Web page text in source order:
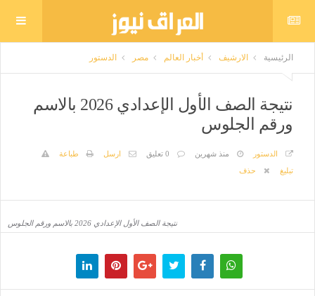
الرئيسية الارشيف أخبار العالم مصر الدستور
نتيجة الصف الأول الإعدادي 2026 بالاسم
ورقم الجلوس
الدستور منذ شهرين 0 تعليق ارسل
طباعة
تبليغ
حذف
نتيجة الصف الأول الإعدادي 2026 بالاسم ورقم الجلوس